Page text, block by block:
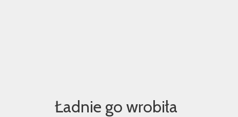
Ładnie go wrobiła